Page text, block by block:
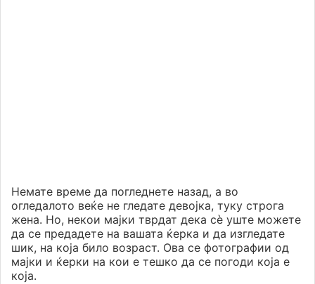
Немате време да погледнете назад, а во
огледалото веќе не гледате девојка, туку строга
жена. Но, некои мајки тврдат дека сè уште можете
да се предадете на вашата ќерка и да изгледате
шик, на која било возраст. Ова се фотографии од
мајки и ќерки на кои е тешко да се погоди која е
која.